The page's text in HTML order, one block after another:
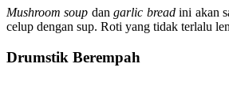
Mushroom soup dangarlic breadini akan
celup dengan sup. Roti yang tidak terlalu
Drumstik Berempah